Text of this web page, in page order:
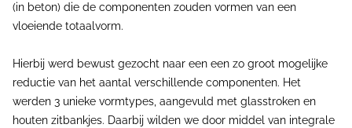
(in beton) die de componenten zouden vormen van een
vloeiende totaalvorm.
Hierbij werd bewust gezocht naar een een zo groot mogelijke
reductie van het aantal verschillende componenten. Het
werden 3 unieke vormtypes, aangevuld met glasstroken en
houten zitbankjes. Daarbij wilden we door middel van integrale